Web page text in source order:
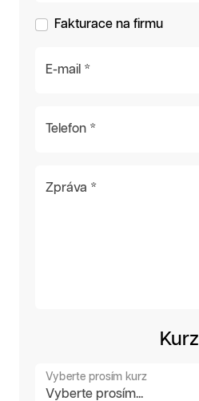
Fakturace na firmu
E-mail *
Telefon *
Zpráva *
Kurz
Vyberte prosím kurz